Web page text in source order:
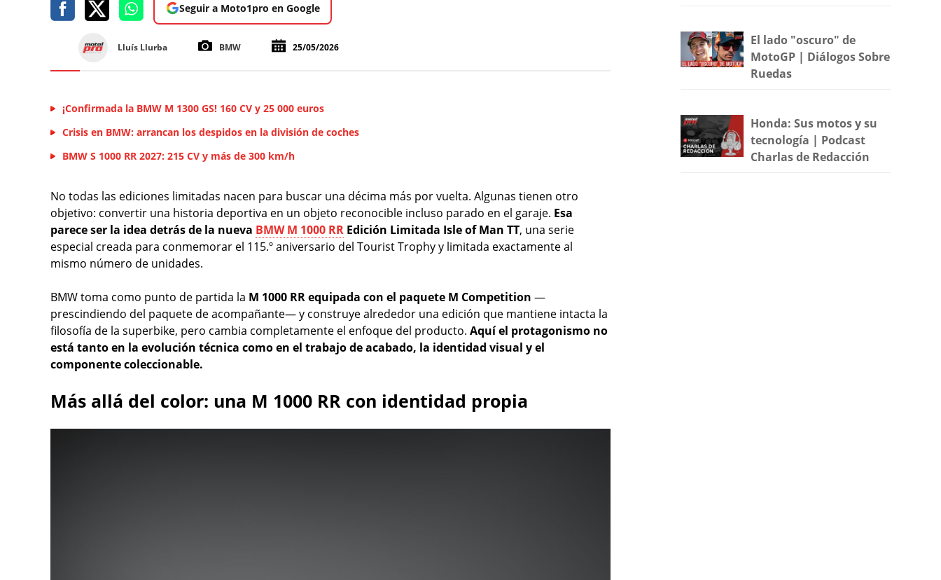
Seguir a Moto1pro en Google
Lluís Llurba BMW 25/05/2026
¡Confirmada la BMW M 1300 GS! 160 CV y 25 000 euros
Crisis en BMW: arrancan los despidos en la división de coches
BMW S 1000 RR 2027: 215 CV y más de 300 km/h
No todas las ediciones limitadas nacen para buscar una décima más por vuelta. Algunas tienen otro
objetivo: convertir una historia deportiva en un objeto reconocible incluso parado en el garaje. Esa
parece ser la idea detrás de la nueva BMW M 1000 RR Edición Limitada Isle of Man TT, una serie
especial creada para conmemorar el 115.º aniversario del Tourist Trophy y limitada exactamente al
mismo número de unidades.
BMW toma como punto de partida la M 1000 RR equipada con el paquete M Competition —
prescindiendo del paquete de acompañante— y construye alrededor una edición que mantiene intacta la
filosofía de la superbike, pero cambia completamente el enfoque del producto. Aquí el protagonismo no
está tanto en la evolución técnica como en el trabajo de acabado, la identidad visual y el
componente coleccionable.
Más allá del color: una M 1000 RR con identidad propia
El lado "oscuro" de
MotoGP | Diálogos Sobre
Ruedas
Honda: Sus motos y su
tecnología | Podcast
Charlas de Redacción